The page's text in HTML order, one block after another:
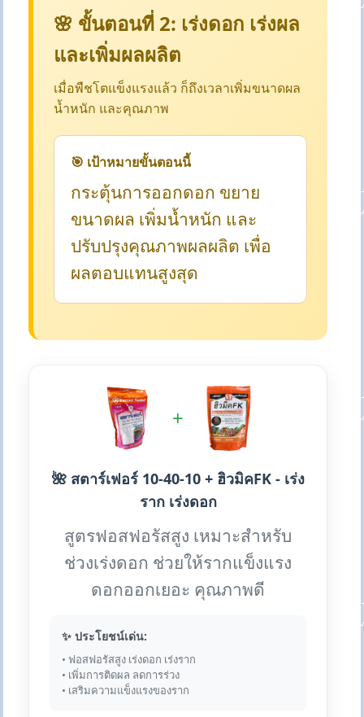
🌸 ขั้นตอนที่ 2: เร่งดอก เร่งผล
และเพิ่มผลผลิต
เมื่อพืชโตแข็งแรงแล้ว ก็ถึงเวลาเพิ่มขนาดผล
น้ำหนัก และคุณภาพ
🎯 เป้าหมายขั้นตอนนี้
กระตุ้นการออกดอก ขยาย
ขนาดผล เพิ่มน้ำหนัก และ
ปรับปรุงคุณภาพผลผลิต เพื่อ
ผลตอบแทนสูงสุด
+
🌺 สตาร์เฟอร์ 10-40-10 + ฮิวมิคFK - เร่ง
ราก เร่งดอก
สูตรฟอสฟอรัสสูง เหมาะสำหรับ
ช่วงเร่งดอก ช่วยให้รากแข็งแรง
ดอกออกเยอะ คุณภาพดี
✨ ประโยชน์เด่น:
• ฟอสฟอรัสสูง เร่งดอก เร่งราก
• เพิ่มการติดผล ลดการร่วง
• เสริมความแข็งแรงของราก